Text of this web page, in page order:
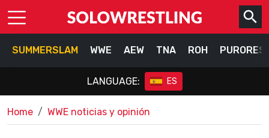
SUMMERSLAM WWE AEW TNA ROH
LANGUAGE: ES
Home WWE noticias y opinión